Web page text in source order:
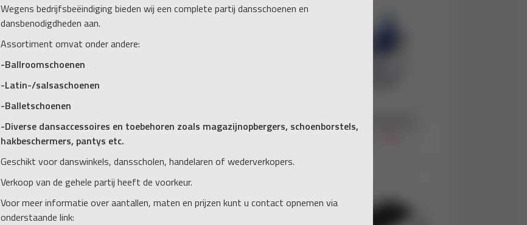
Wegens bedrijfsbeëindiging bieden wij een complete partij dansschoenen en
dansbenodigdheden aan.
Assortiment omvat onder andere:
-Ballroomschoenen
-Latin-/salsaschoenen
-Balletschoenen
-Diverse dansaccessoires en toebehoren zoals magazijnopbergers, schoenborstels,
hakbeschermers, pantys etc.
Geschikt voor danswinkels, dansscholen, handelaren of wederverkopers.
Verkoop van de gehele partij heeft de voorkeur.
Voor meer informatie over aantallen, maten en prijzen kunt u contact opnemen via
onderstaande link: